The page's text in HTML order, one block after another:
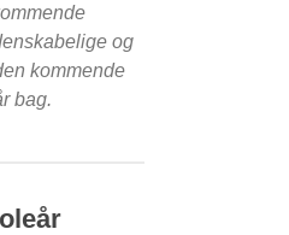
og
kommende
bag.